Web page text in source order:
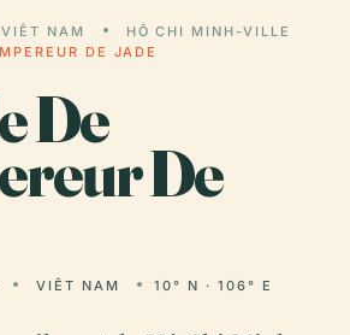
VIÊT NAM
HÔ CHI MINH-VILLE
DE JADE
De
De
VIÊT NAM 10° N · 106° E